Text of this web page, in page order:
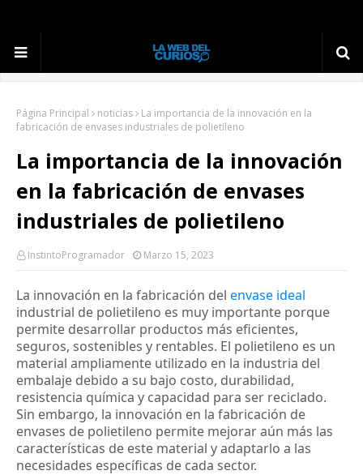
Página Principal noticias
La importancia de la innovación en la
fabricación de envases industriales de polietileno
La importancia de la innovación
en la fabricación de envases
industriales de polietileno
InstintoProgramador Marzo 15, 2023
La innovación en la fabricación del envase ideal
industrial de polietileno es muy importante porque
permite desarrollar productos más eficientes,
seguros, sostenibles y rentables. El polietileno es un
material ampliamente utilizado en la industria del
embalaje debido a su bajo costo, durabilidad,
resistencia química y capacidad para ser reciclado.
Sin embargo, la innovación en la fabricación de
envases de polietileno permite mejorar aún más las
características de este material y adaptarlo a las
necesidades específicas de cada sector.